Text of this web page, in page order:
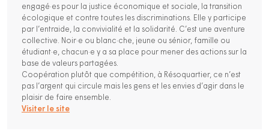
engagé·es pour la justice économique et sociale, la transition
écologique et contre toutes les discriminations. Elle y participe
par l’entraide, la convivialité et la solidarité. C’est une aventure
collective. Noir·e ou blanc·che, jeune ou sénior, famille ou
étudiant·e, chacun·e y a sa place pour mener des actions sur la
base de valeurs partagées.
Coopération plutôt que compétition, à Résoquartier, ce n’est
pas l’argent qui circule mais les gens et les envies d’agir dans le
plaisir de faire ensemble.
Visiter le site